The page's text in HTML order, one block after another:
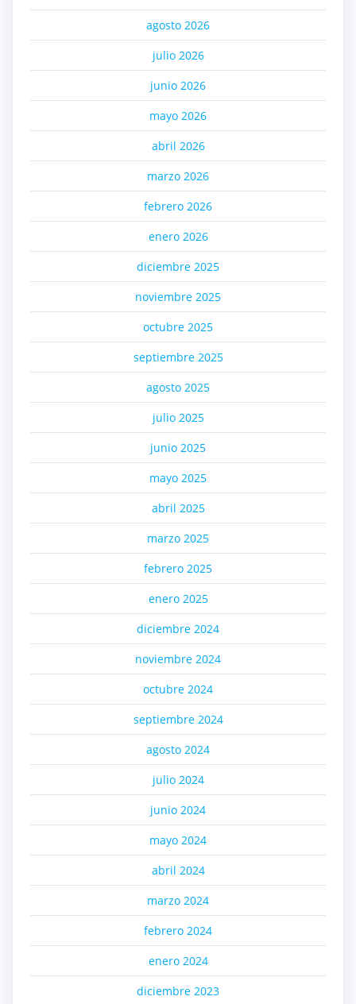
agosto 2026
julio 2026
junio 2026
mayo 2026
abril 2026
marzo 2026
febrero 2026
enero 2026
diciembre 2025
noviembre 2025
octubre 2025
septiembre 2025
agosto 2025
julio 2025
junio 2025
mayo 2025
abril 2025
marzo 2025
febrero 2025
enero 2025
diciembre 2024
noviembre 2024
octubre 2024
septiembre 2024
agosto 2024
julio 2024
junio 2024
mayo 2024
abril 2024
marzo 2024
febrero 2024
enero 2024
diciembre 2023